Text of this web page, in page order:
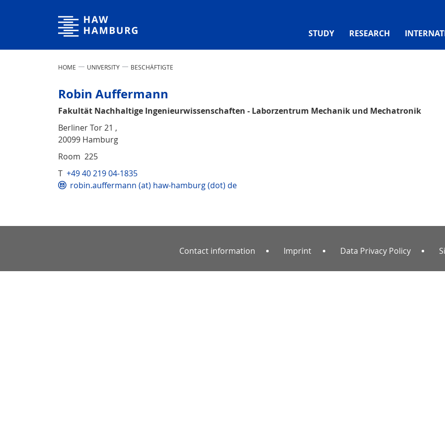
Hamburg University of Applied Sciences
STUDY RESEARCH
HOME UNIVERSITY BESCHÄFTIGTE
Robin Auffermann
Fakultät Nachhaltige Ingenieurwissenschaften - Laborzentrum Mechanik und Mechatronik
Berliner Tor 21 ,
20099 Hamburg
Room 225
T +49 40 219 04-1835
robin.auffermann (at) haw-hamburg (dot) de
Contact information Imprint Data Privacy Policy